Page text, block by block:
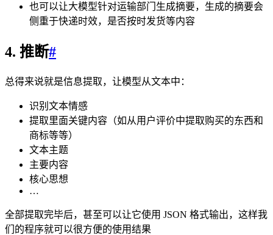
也可以让大模型针对运输部门生成摘要，生成的摘要会
侧重于快递时效，是否按时发货等内容
4. 推断#
总得来说就是信息提取，让模型从文本中：
识别文本情感
提取里面关键内容（如从用户评价中提取购买的东西和
商标等等）
文本主题
主要内容
核心思想
…
全部提取完毕后，甚至可以让它使用 JSON 格式输出，这样我
们的程序就可以很方便的使用结果